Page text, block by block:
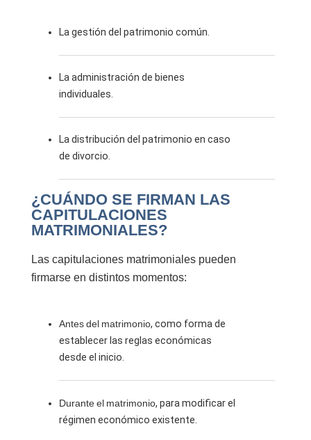
La gestión del patrimonio común.
La administración de bienes
individuales.
La distribución del patrimonio en caso
de divorcio.
¿CUÁNDO SE FIRMAN LAS
CAPITULACIONES
MATRIMONIALES?
Las capitulaciones matrimoniales pueden
firmarse en distintos momentos:
Antes del matrimonio, como forma de
establecer las reglas económicas
desde el inicio.
Durante el matrimonio, para modificar el
régimen económico existente.